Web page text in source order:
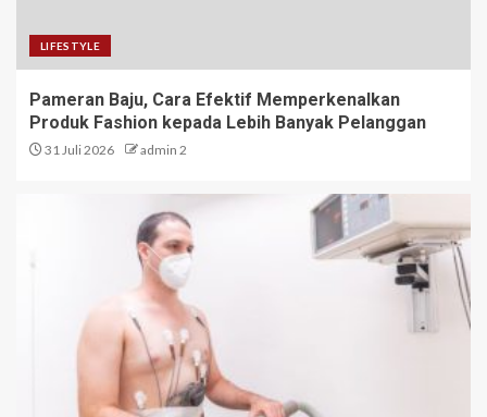
LIFESTYLE
Pameran Baju, Cara Efektif Memperkenalkan
Produk Fashion kepada Lebih Banyak Pelanggan
31 Juli 2026 admin 2